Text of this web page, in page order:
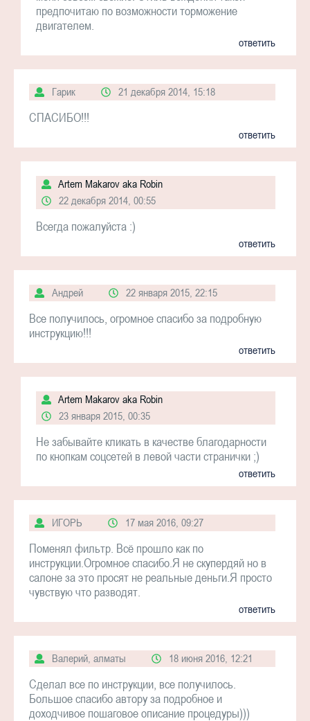
предпочитаю по возможности торможение
двигателем.
ответить
Гарик 21 декабря 2014, 15:18
СПАСИБО!!!
ответить
Artem Makarov aka Robin
22 декабря 2014, 00:55
Всегда пожалуйста :)
ответить
Андрей 22 января 2015, 22:15
Все получилось, огромное спасибо за подробную
инструкцию!!!
ответить
Artem Makarov aka Robin
23 января 2015, 00:35
Не забывайте кликать в качестве благодарности
по кнопкам соцсетей в левой части странички ;)
ответить
ИГОРЬ 17 мая 2016, 09:27
Поменял фильтр. Всё прошло как по
инструкции.Огромное спасибо.Я не скупердяй но в
салоне за это просят не реальные деньги.Я просто
чувствую что разводят.
ответить
Валерий, алматы 18 июня 2016, 12:21
Сделал все по инструкции, все получилось.
Большое спасибо автору за подробное и
доходчивое пошаговое описание процедуры)))